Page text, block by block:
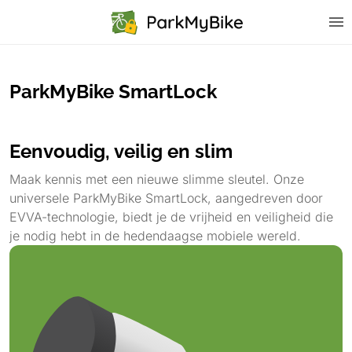
ParkMyBike SmartLock
Eenvoudig, veilig en slim
Maak kennis met een nieuwe slimme sleutel. Onze
universele ParkMyBike SmartLock, aangedreven door
EVVA-technologie, biedt je de vrijheid en veiligheid die
je nodig hebt in de hedendaagse mobiele wereld.